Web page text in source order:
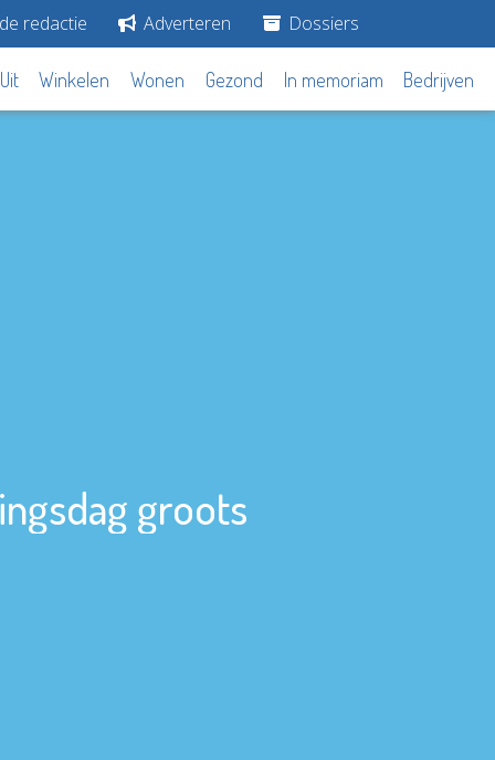
redactie Adverteren Dossiers
Uit Winkelen Wonen Gezond In memoriam Bedrijven
groots